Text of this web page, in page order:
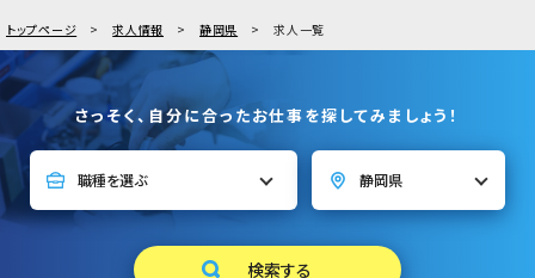
トップページ 求人情報 静岡県 求人一覧
さっそく、自分に合ったお仕事を探してみましょう！